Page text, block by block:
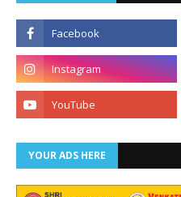
YOUR ADS HERE